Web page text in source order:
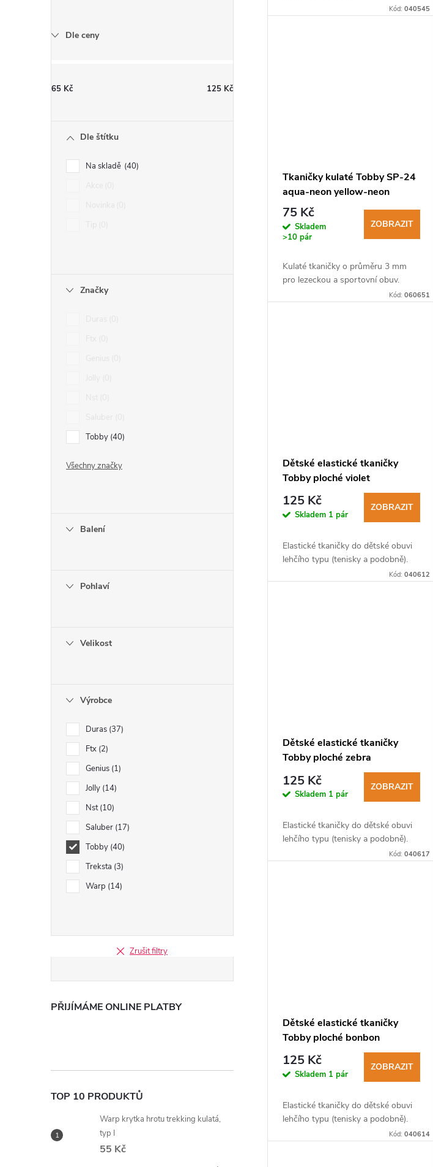
Dle ceny
65 Kč 125 Kč
Dle štítku
Na skladě 40
Značky
Tobby 40
Všechny značky
Balení
Pohlaví
Velikost
Výrobce
Duras 37
Ftx 2
Genius 1
Jolly 14
Nst 10
Saluber 17
Tobby 40
Treksta 3
Warp 14
Zrušit filtry
PŘIJÍMÁME ONLINE PLATBY
TOP 10 PRODUKTŮ
Warp krytka hrotu trekking kulatá,
typ I
55 Kč
Kód:040545
Tkaničky kulaté Tobby SP-24
aqua-neon yellow-neon
orange 3mm
75 Kč
Skladem
>10 pár
ZOBRAZIT
Kulaté tkaničky o průměru 3 mm
pro lezeckou a sportovní obuv.
Kód:060651
Dětské elastické tkaničky
Tobby ploché violet
125 Kč
Skladem 1 pár
ZOBRAZIT
Elastické tkaničky do dětské obuvi
lehčího typu (tenisky a podobně).
Kód:040612
Dětské elastické tkaničky
Tobby ploché zebra
black/orange
125 Kč
Skladem 1 pár
ZOBRAZIT
Elastické tkaničky do dětské obuvi
lehčího typu (tenisky a podobně).
Kód:040617
Dětské elastické tkaničky
Tobby ploché bonbon
125 Kč
Skladem 1 pár
ZOBRAZIT
Elastické tkaničky do dětské obuvi
lehčího typu (tenisky a podobně).
Kód:040614